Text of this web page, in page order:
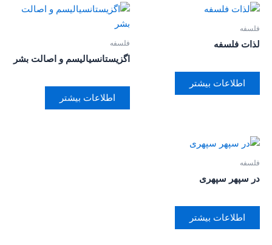
فلسفه
لذات فلسفه
اطلاعات بیشتر
فلسفه
اگزیستانسیالیسم و اصالت بشر
اطلاعات بیشتر
فلسفه
در سپهر سپهری
اطلاعات بیشتر